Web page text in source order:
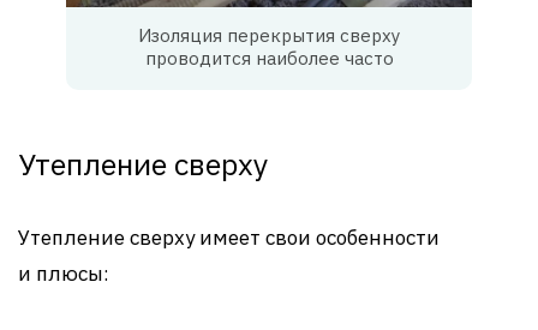
Изоляция перекрытия сверху
проводится наиболее часто
Утепление сверху
Утепление сверху имеет свои особенности
и плюсы: